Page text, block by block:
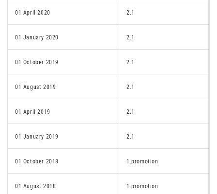
01 April 2020 2.1
01 January 2020 2.1
01 October 2019 2.1
01 August 2019 2.1
01 April 2019 2.1
01 January 2019 2.1
01 October 2018 1.promotion
01 August 2018 1.promotion